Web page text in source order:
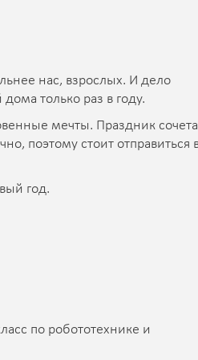
нас, взрослых. И дело
только раз в году.
мечты. Праздник
поэтому стоит отправиться
год.
по робототехнике и